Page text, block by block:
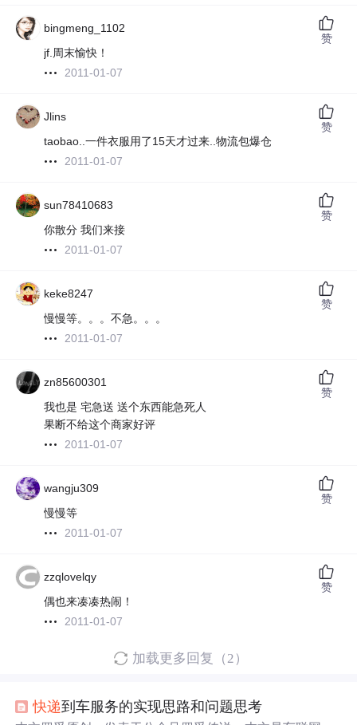
bingmeng_1102
jf.周末愉快！
2011-01-07
赞
Jlins
taobao..一件衣服用了15天才过来..物流包爆仓
2011-01-07
赞
sun78410683
你散分 我们来接
2011-01-07
赞
keke8247
慢慢等。。。不急。。。
2011-01-07
赞
zn85600301
我也是 宅急送 送个东西能急死人
果断不给这个商家好评
2011-01-07
赞
wangju309
慢慢等
2011-01-07
赞
zzqlovelqy
偶也来凑凑热闹！
2011-01-07
赞
加载更多回复（2）
快递到车服务的实现思路和问题思考